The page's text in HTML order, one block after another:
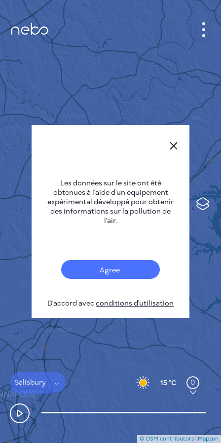
Carte de la pollution
Taches thermiques
Salisbury 15 °C 0
CABINET
CARTES DES VILLES
SENSOR NEBO
A PROPOS DE NOUS
Deutsch
Español
Français
COMMENT ÇA MARCHE
POLITIQUE DE CONFIDENTIALITÉ
CONDITIONS GÉNÉRALES D'UTILISATION
GUIDE D'INSTALLATION
API
FAQ
NOUS CONTACTER
© OSM contributors | Mapzen
Les données sur le site ont été
obtenues à l'aide d'un équipement
expérimental développé pour obtenir
des informations sur la pollution de
l'air.
Agree
D'accord avecconditions d'utilisation